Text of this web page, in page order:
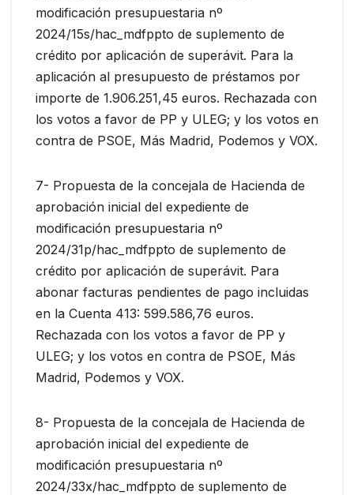
modificación presupuestaria nº
2024/15s/hac_mdfppto de suplemento de
crédito por aplicación de superávit. Para la
aplicación al presupuesto de préstamos por
importe de 1.906.251,45 euros. Rechazada con
los votos a favor de PP y ULEG; y los votos en
contra de PSOE, Más Madrid, Podemos y VOX.
7- Propuesta de la concejala de Hacienda de
aprobación inicial del expediente de
modificación presupuestaria nº
2024/31p/hac_mdfppto de suplemento de
crédito por aplicación de superávit. Para
abonar facturas pendientes de pago incluidas
en la Cuenta 413: 599.586,76 euros.
Rechazada con los votos a favor de PP y
ULEG; y los votos en contra de PSOE, Más
Madrid, Podemos y VOX.
8- Propuesta de la concejala de Hacienda de
aprobación inicial del expediente de
modificación presupuestaria nº
2024/33x/hac_mdfppto de suplemento de